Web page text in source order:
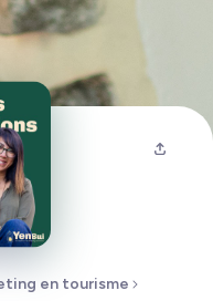
en tourisme